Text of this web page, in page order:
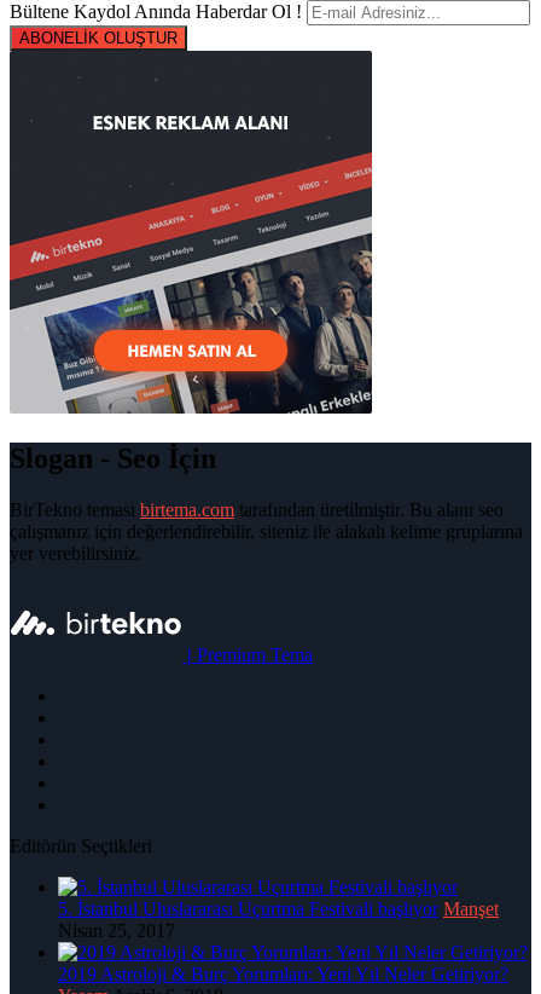
Bültene Kaydol Anında Haberdar Ol !
ABONELİK OLUŞTUR
Slogan - Seo İçin
BirTekno teması birtema.com tarafından üretilmiştir. Bu alanı seo
çalışmanız için değerlendirebilir, siteniz ile alakalı kelime gruplarına
yer verebilirsiniz.
| Premium Tema
Editörün Seçtikleri
5. İstanbul Uluslararası Uçurtma Festivali başlıyor Manşet
Nisan 25, 2017
2019 Astroloji & Burç Yorumları: Yeni Yıl Neler Getiriyor?